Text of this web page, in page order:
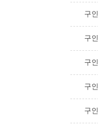
구인
구인
구인
구인
구인